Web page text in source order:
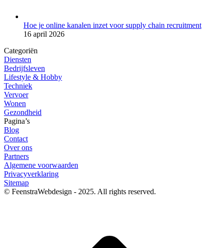
Hoe je online kanalen inzet voor supply chain recruitment
16 april 2026
Categoriën
Diensten
Bedrijfsleven
Lifestyle & Hobby
Techniek
Vervoer
Wonen
Gezondheid
Pagina’s
Blog
Contact
Over ons
Partners
Algemene voorwaarden
Privacyverklaring
Sitemap
© FeenstraWebdesign - 2025. All rights reserved.